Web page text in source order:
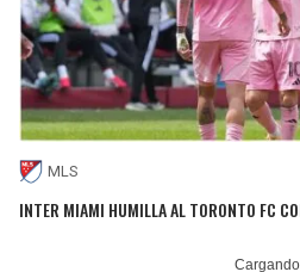
MLS
INTER MIAMI HUMILLA AL TORONTO FC